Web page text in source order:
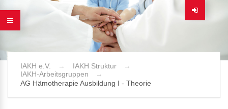
IAKH e.V.
IAKH Struktur
IAKH-Arbeitsgruppen
AG Hämotherapie Ausbildung I - Theorie